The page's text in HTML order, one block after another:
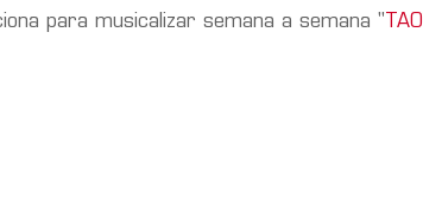
para musicalizar semana a semana " TAO